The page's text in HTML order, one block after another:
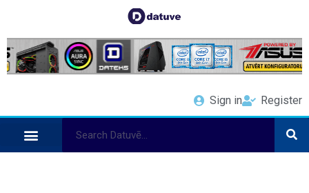
Sign in Register